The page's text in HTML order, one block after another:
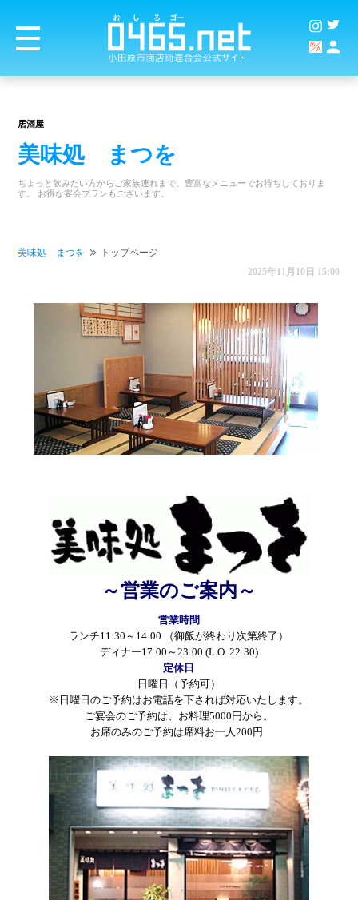
商店街
小田原観光
居酒屋
美味処 まつを
ちょっと飲みたい方からご家族連れまで、豊富なメニューでお待ちしておりま
す。 お得な宴会プランもございます。
美味処 まつを
トップページ
2025年11月10日 15:00
～営業のご案内～
営業時間
ランチ11:30～14:00 （御飯が終わり次第終了）
ディナー17:00～23:00 (L.O. 22:30)
定休日
日曜日（予約可）
※日曜日のご予約はお電話を下されば対応いたします。
ご宴会のご予約は、お料理5000円から。
お席のみのご予約は席料お一人200円